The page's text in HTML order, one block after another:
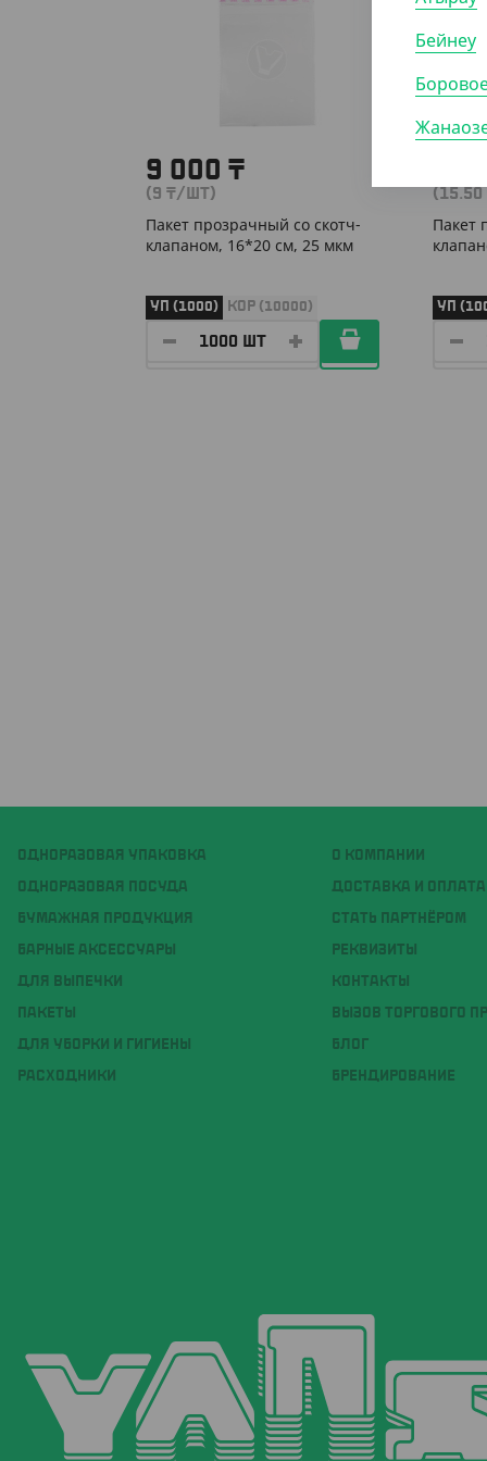
9 000 ₸
(9 ₸/ШТ)
Пакет прозрачный со скотч-
клапаном, 16*20 см, 25 мкм
УП (1000) КОР (10000)
(15.50
Пакет
УП
ОДНОРАЗОВАЯ УПАКОВКА
ОДНОРАЗОВАЯ ПОСУДА
БУМАЖНАЯ ПРОДУКЦИЯ
БАРНЫЕ АКСЕССУАРЫ
ДЛЯ ВЫПЕЧКИ
ПАКЕТЫ
ДЛЯ УБОРКИ И ГИГИЕНЫ
РАСХОДНИКИ
О КОМПАНИИ
ДОСТАВКА И ОПЛАТА
СТАТЬ ПАРТНЁРОМ
РЕКВИЗИТЫ
КОНТАКТЫ
ВЫЗОВ ТОРГОВОГО
БЛОГ
БРЕНДИРОВАНИЕ
Бейнеу